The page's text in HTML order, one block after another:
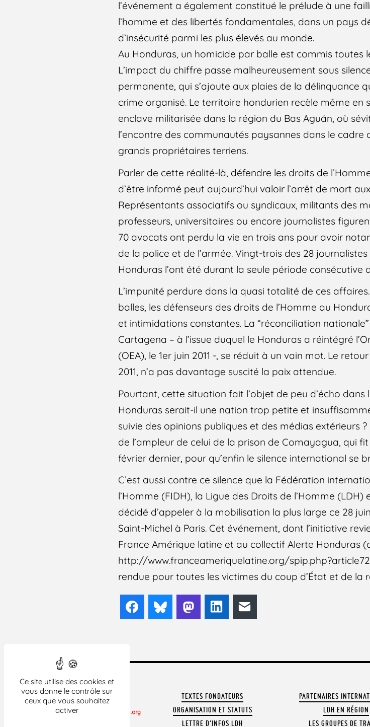
Ce site utilise des cookies et
vous donne le contrôle sur
ceux que vous souhaitez
activer
l’événement a également constitué le prélude à une
l’homme et des libertés fondamentales, dans un pays
d’insécurité parmi les plus élevés au monde.
Au Honduras, un homicide par balle est commis toutes
L’impact du chiffre passe malheureusement sous
permanente, qui s’ajoute aux plaies de la délinquance
crime organisé. Le territoire hondurien recèle même en
enclave militarisée dans la région du Bas Aguán, où
l’encontre des communautés paysannes dans le
grands propriétaires terriens.
Parler de cette réalité-là, défendre les droits de
d’être informé peut aujourd’hui valoir l’arrêt de mort
Représentants associatifs ou syndicaux, militants des
professeurs, universitaires ou encore journalistes
70 avocats ont perdu la vie en trois ans pour avoir
de la police et de l’armée. Vingt-trois des 28
Honduras l’ont été durant la seule période consécutive
L’impunité perdure dans la quasi totalité de ces
balles, les défenseurs des droits de l’Homme au
et intimidations constantes. La “réconciliation
Cartagena – à l’issue duquel le Honduras a réintégré
(OEA), le 1er juin 2011 -, se réduit à un vain mot. Le
2011, n’a pas davantage suscité la paix attendue.
Pourtant, cette situation fait l’objet de peu d’écho dans
Honduras serait-il une nation trop petite et
suivie des opinions publiques et des médias extérieurs
de l’ampleur de celui de la prison de Comayagua, qui fit
février dernier, pour qu’enfin le silence international se
C’est aussi contre ce silence que la Fédération
l’Homme (FIDH), la Ligue des Droits de l’Homme
décidé d’appeler à la mobilisation la plus large ce 28
Saint-Michel à Paris. Cet événement, dont l’initiative
France Amérique latine et au collectif Alerte Honduras
http://www.franceameriquelatine.org/
rendue pour toutes les victimes du coup d’État et de la
FacebookBlueskyMastodonLinkedIn
TEXTES FONDATEURS
ORGANISATION ET STATUTS
LETTRE D'INFOS LDH
PARTENAIRES
LDH EN RÉGION
LES GROUPES DE